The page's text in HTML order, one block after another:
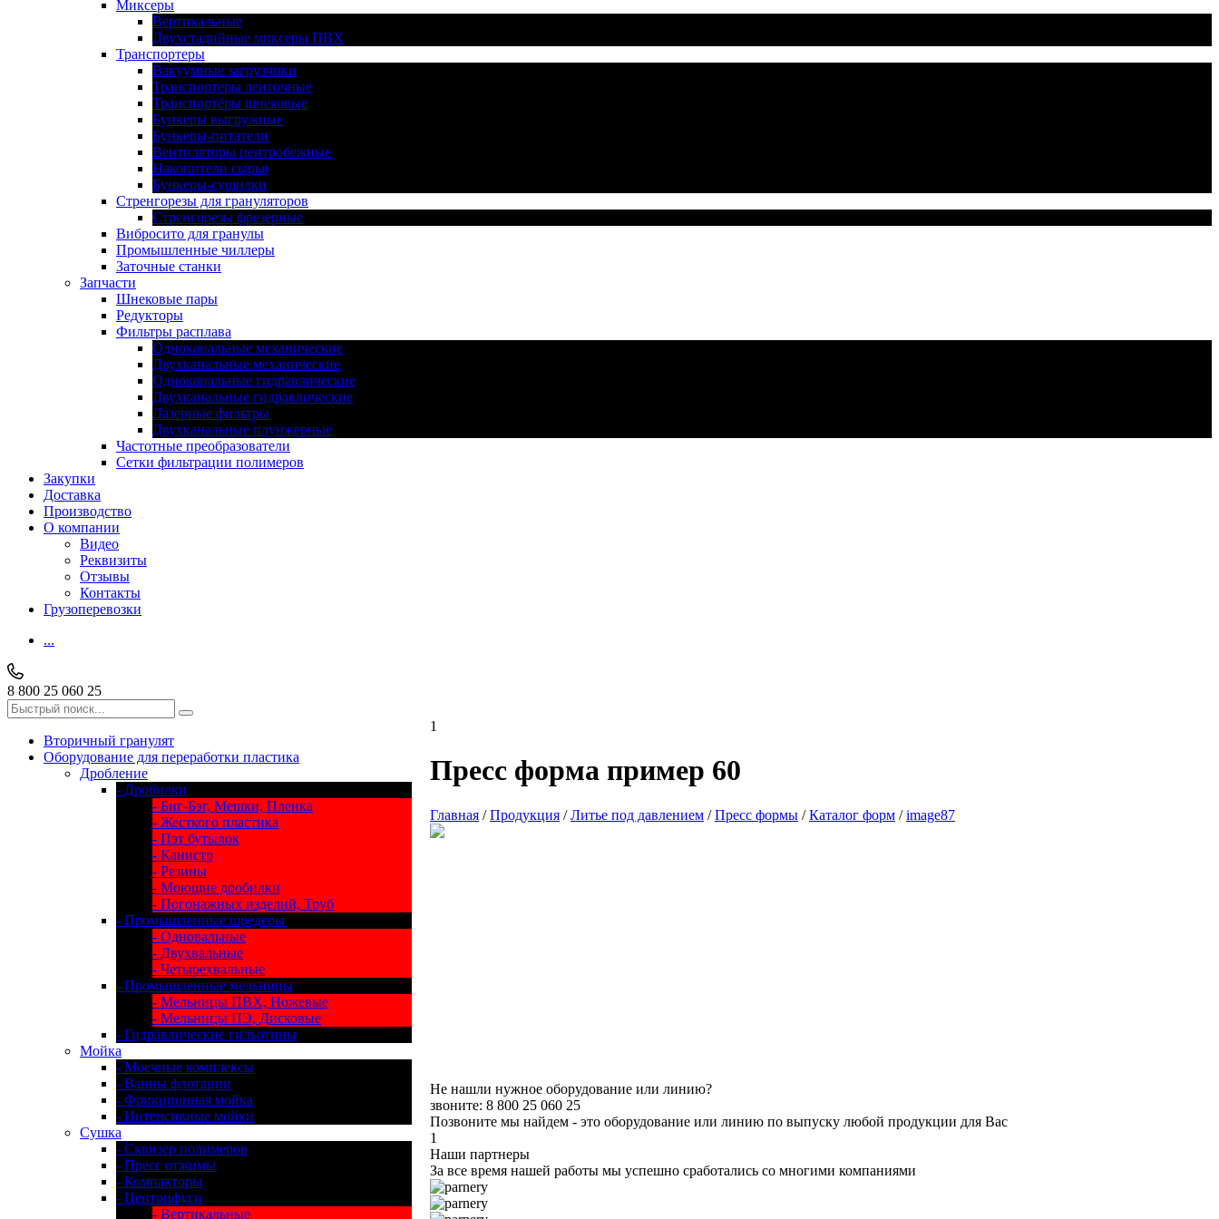
Миксеры
Вертикальные
Двухстадийные миксеры ПВХ
Транспортеры
Вакуумные загрузчики
Транспортеры ленточные
Транспортёры шнековые
Бункеры выгружные
Бункеры-питатели
Вентиляторы центробежные
Накопители сырья
Бункеры-сушилки
Стренгорезы для грануляторов
Стренгорезы фрезерные
Вибросито для гранулы
Промышленные чиллеры
Заточные станки
Запчасти
Шнековые пары
Редукторы
Фильтры расплава
Одноканальные механические
Двухканальные механические
Одноканальные гидравлические
Двухканальные гидравлические
Лазерные фильтры
Двухканальные плунжерные
Частотные преобразователи
Сетки фильтрации полимеров
Закупки
Доставка
Производство
О компании
Видео
Реквизиты
Отзывы
Контакты
Грузоперевозки
...
8 800 25 060 25
Вторичный гранулят
Оборудование для переработки пластика
Дробление
- Дробилки
- Биг-Бэг, Мешки, Пленка
- Жесткого пластика
- Пэт бутылок
- Канистр
- Резины
- Моющие дробилки
- Погонажных изделий, Труб
- Промышленные шредеры
- Одновальные
- Двухвальные
- Четырехвальные
- Промышленные мельницы
- Мельницы ПВХ, Ножевые
- Мельницы ПЭ, Дисковые
- Гидравлические гильотины
Мойка
- Моечные комплексы
- Ванны флотации
- Фрикционная мойка
- Интенсивные мойки
Сушка
- Сквизер полимеров
- Пресс отжимы
- Компакторы
- Центрифуги
- Вертикальные
1
Пресс форма пример 60
Главная /Продукция /Литье под давлением /Пресс формы /Каталог форм /image87
Не нашли нужное оборудование или линию?
звоните: 8 800 25 060 25
Позвоните мы найдем - это оборудование или линию по выпуску любой продукции для Вас
1
Наши партнеры
За все время нашей работы мы успешно сработались со многими компаниями